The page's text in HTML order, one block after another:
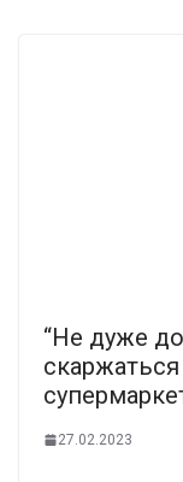
“Не дуже
скаржаться
27.02.2023